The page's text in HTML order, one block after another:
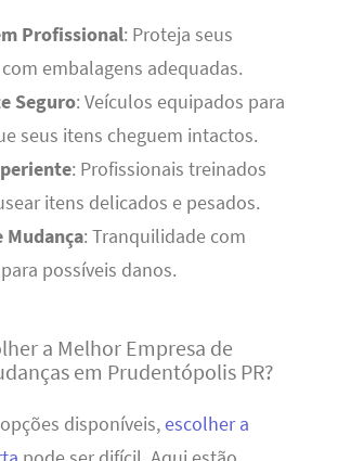
Profissional: Proteja seus
embalagens adequadas.
Seguro: Veículos equipados para
seus itens cheguem intactos.
: Profissionais treinados
itens delicados e pesados.
Mudança: Tranquilidade com
possíveis danos.
a Melhor Empresa de
em Prudentópolis PR?
disponíveis,escolher a